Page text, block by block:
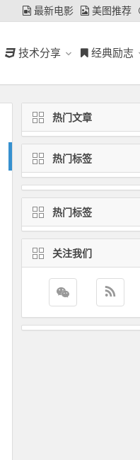
最新电影 美图推荐
技术分享 经典励志
热门文章
热门标签
热门标签
关注我们